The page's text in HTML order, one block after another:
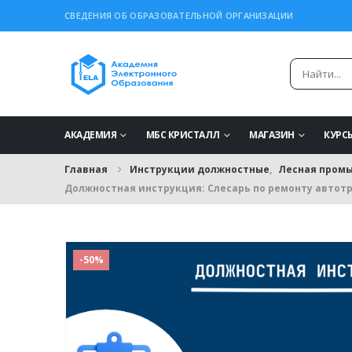
СВЕДЕНИЯ ОБ ОБРАЗОВАТЕЛЬНОЙ ОРГАНИЗАЦИИ
АКАДЕМИЯ МБС КРИСТАЛЛ МАГАЗИН
Главная Инструкции должностные, Лесная
Должностная инструкция: Слесарь по ремонту
-50%